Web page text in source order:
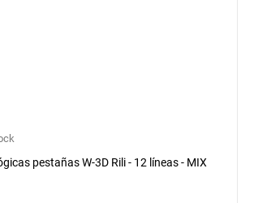
pestañas W-3D Rili - 12 líneas - MIX